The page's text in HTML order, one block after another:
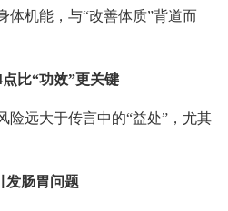
体机能，与“改善体质”背道而
比“功效”更关键
险远大于传言中的“益处”，尤其
发肠胃问题